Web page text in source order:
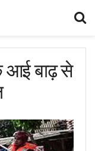
आई बाढ़ से